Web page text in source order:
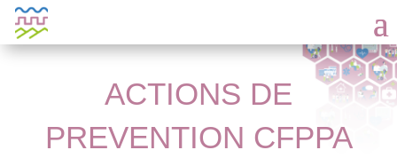
ACTIONS DE
PREVENTION CFPPA